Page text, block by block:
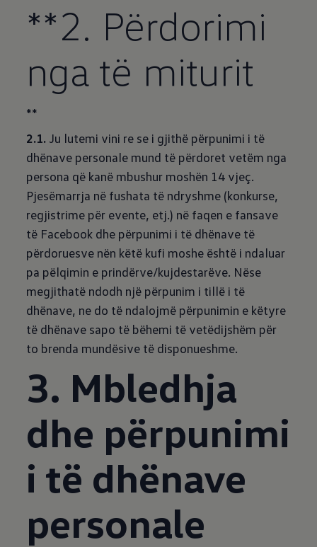
**2. Përdorimi
nga të miturit
**
2.1. Ju lutemi vini re se i gjithë përpunimi i të
dhënave personale mund të përdoret vetëm nga
persona që kanë mbushur moshën 14 vjeç.
Pjesëmarrja në fushata të ndryshme (konkurse,
regjistrime për evente, etj.) në faqen e fansave
të Facebook dhe përpunimi i të dhënave të
përdoruesve nën këtë kufi moshe është i ndaluar
pa pëlqimin e prindërve/kujdestarëve. Nëse
megjithatë ndodh një përpunim i tillë i të
dhënave, ne do të ndalojmë përpunimin e këtyre
të dhënave sapo të bëhemi të vetëdijshëm për
to brenda mundësive të disponueshme.
3. Mbledhja
dhe përpunimi
i të dhënave
personale